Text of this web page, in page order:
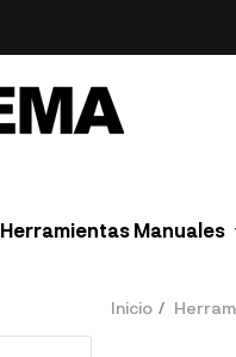
Herramientas Manuales
Inicio